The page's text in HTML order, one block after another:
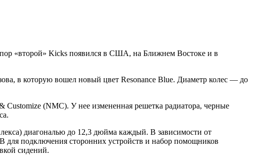
пор «второй» Kicks появился в США, на Ближнем Востоке и в
в которую вошел новый цвет Resonance Blue. Диаметр колес — до
Customize (NMC). У нее измененная решетка радиатора, черные
диагональю до 12,3 дюйма каждый. В зависимости от
для подключения сторонних устройств и набор помощников
сидений.